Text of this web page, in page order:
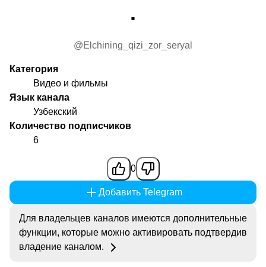
.
@Elchining_qizi_zor_seryal
Категория
Видео и фильмы
Язык канала
Узбекский
Количество подписчиков
6
0
Добавить Telegram
Для владельцев каналов имеются дополнительные
функции, которые можно активировать подтвердив
владение каналом.